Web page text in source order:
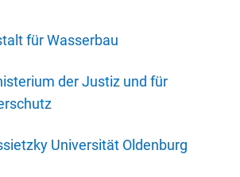
für Wasserbau
der Justiz und für
Universität Oldenburg